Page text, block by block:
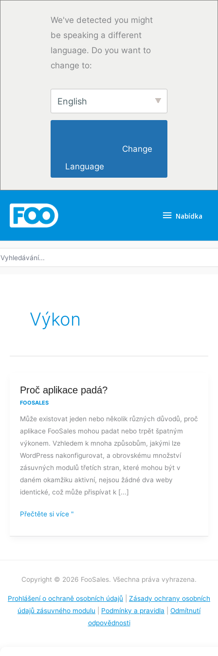
We've detected you might
be speaking a different
language. Do you want to
change to:
English
Language
Nabídka
Výkon
Proč aplikace padá?
FOOSALES
Může existovat jeden nebo několik různých důvodů, proč
aplikace FooSales mohou padat nebo trpět špatným
výkonem. Vzhledem k mnoha způsobům, jakými lze
WordPress nakonfigurovat, a obrovskému množství
zásuvných modulů třetích stran, které mohou být v
daném okamžiku aktivní, nejsou žádné dva weby
identické, což může přispívat k [...]
Proč
aplikace
Přečtěte si více "
Copyright © 2026 FooSales. Všechna práva vyhrazena.
Prohlášení o ochraně osobních údajů
Zásady ochrany osobních
údajů zásuvného modulu
Podmínky a pravidla
Odmítnutí
odpovědnosti